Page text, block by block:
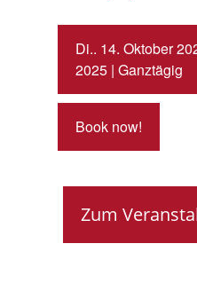
Di.. 14. Oktober
2025 | Ganztägig
Book now!
Zum